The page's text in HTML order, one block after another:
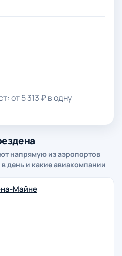
от 5 313 ₽ в одну
напрямую из аэропортов
день и какие авиакомпании
Майне